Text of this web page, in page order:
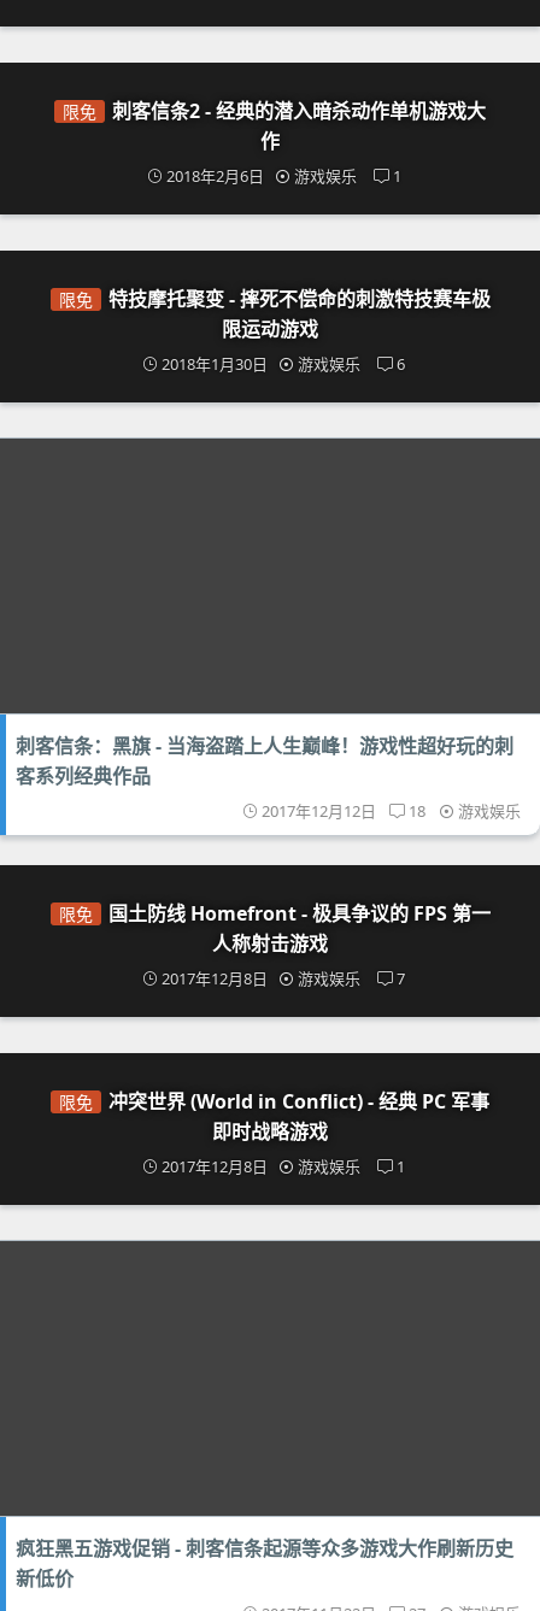
限免
刺客信条2 - 经典的潜入暗杀动作单机游戏大
作
2018年2月6日 游戏娱乐 1
限免
特技摩托聚变 - 摔死不偿命的刺激特技赛车极
限运动游戏
2018年1月30日 游戏娱乐 6
刺客信条：黑旗 - 当海盗踏上人生巅峰！游戏性超好玩的刺
客系列经典作品
2017年12月12日 18 游戏娱乐
限免
国土防线 Homefront - 极具争议的 FPS 第一
人称射击游戏
2017年12月8日 游戏娱乐 7
限免
冲突世界 (World in Conflict) - 经典 PC 军事
即时战略游戏
2017年12月8日 游戏娱乐 1
疯狂黑五游戏促销 - 刺客信条起源等众多游戏大作刷新历史
新低价